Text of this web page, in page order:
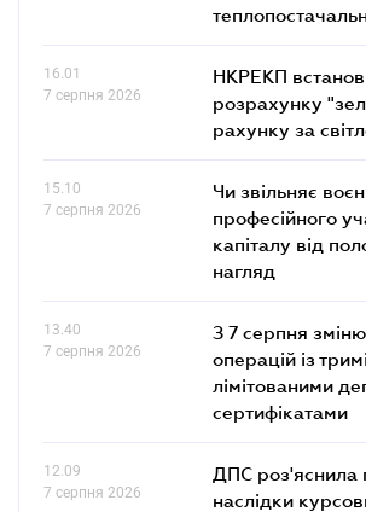
16.01
7 серпня 2026
НКРЕКП
розрахунку
рахунку за
15.10
7 серпня 2026
Чи звільняє
професійного
капіталу від
нагляд
13.40
7 серпня 2026
З 7 серпня
операцій із
лімітованими
сертифікатами
12.09
7 серпня 2026
ДПС роз'яснила
наслідки